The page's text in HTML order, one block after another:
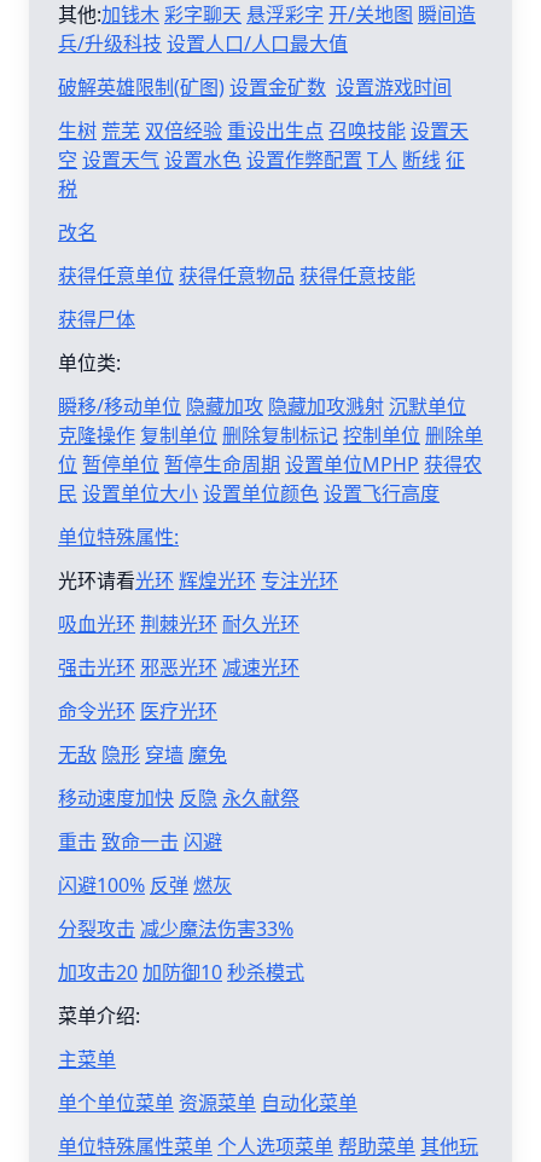
其他:加钱木彩字聊天 悬浮彩字 开/关地图 瞬间造
兵/升级科技 设置人口/人口最大值
破解英雄限制(矿图)设置金矿数 设置游戏时间
生树 荒芜 双倍经验 重设出生点 召唤技能设置天
空 设置天气设置水色设置作弊配置 T人 断线征
税
改名
获得任意单位 获得任意物品 获得任意技能
获得尸体
单位类:
瞬移/移动单位 隐藏加攻 隐藏加攻溅射沉默单位
克隆操作 复制单位 删除复制标记控制单位 删除单
位 暂停单位 暂停生命周期 设置单位MPHP 获得农
民 设置单位大小设置单位颜色设置飞行高度
单位特殊属性:
光环请看光环 辉煌光环 专注光环
吸血光环 荆棘光环 耐久光环
强击光环 邪恶光环 减速光环
命令光环 医疗光环
无敌 隐形 穿墙 魔免
移动速度加快 反隐 永久献祭
重击 致命一击 闪避
闪避100% 反弹燃灰
分裂攻击 减少魔法伤害33%
加攻击20加防御10秒杀模式
菜单介绍:
主菜单
单个单位菜单 资源菜单 自动化菜单
单位特殊属性菜单个人选项菜单帮助菜单其他玩